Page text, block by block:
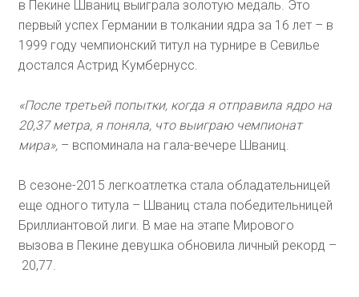
в Пекине Шваниц выиграла золотую медаль. Это
первый успех Германии в толкании ядра за 16 лет – в
1999 году чемпионский титул на турнире в Севилье
достался Астрид Кумбернусс.
«После третьей попытки, когда я отправила ядро на
20,37 метра, я поняла, что выиграю чемпионат
мира»,– вспоминала на гала-вечере Шваниц.
В сезоне-2015 легкоатлетка стала обладательницей
еще одного титула – Шваниц стала победительницей
Бриллиантовой лиги. В мае на этапе Мирового
вызова в Пекине девушка обновила личный рекорд –
20,77.